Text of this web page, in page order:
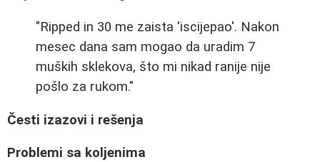
"Ripped in 30 me zaista 'iscijepao'. Nakon
mesec dana sam mogao da uradim 7
muških sklekova, što mi nikad ranije nije
pošlo za rukom."
Česti izazovi i rešenja
Problemi sa koljenima